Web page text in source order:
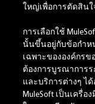
ใหญ่เพื่อการตัดสินใ
การเลือกใช้
นั้นขึ้นอยู่กับข้อกำห
เฉพาะขององค์กร
ต้องการบูรณาการ
และบริการต่างๆ ไ
MuleSoft เป็นเครื่